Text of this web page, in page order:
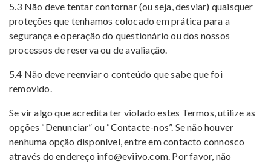
5.3 Não deve tentar contornar (ou seja, desviar) quaisquer
proteções que tenhamos colocado em prática para a
segurança e operação do questionário ou dos nossos
processos de reserva ou de avaliação.
5.4 Não deve reenviar o conteúdo que sabe que foi
removido.
Se vir algo que acredita ter violado estes Termos, utilize as
opções “Denunciar” ou “Contacte-nos”. Se não houver
nenhuma opção disponível, entre em contacto connosco
através do endereço info@eviivo.com. Por favor, não